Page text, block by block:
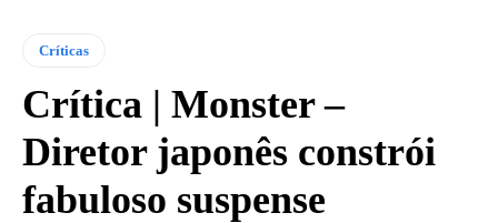
Críticas
Crítica | Monster –
Diretor japonês constrói
fabuloso suspense